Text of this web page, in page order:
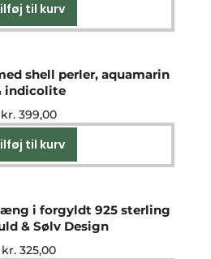
til kurv
shell perler, aquamarin
indicolite
kr. 399,00
til kurv
i forgyldt 925 sterling
& Sølv Design
kr. 325,00